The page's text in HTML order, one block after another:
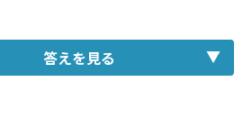
答えを見る